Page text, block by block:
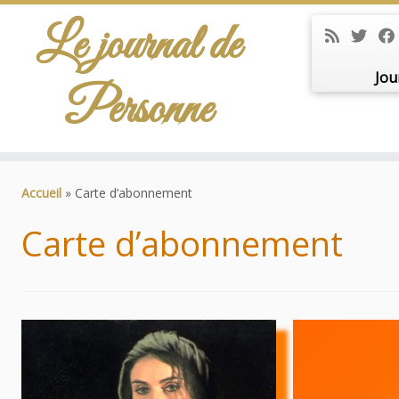
Le journal de
Personne
Accueil » Carte d’abonnement
Carte d’abonnement